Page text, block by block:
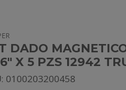
DADO
X 5 PZS 12942
0100203200458